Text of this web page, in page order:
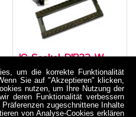
IC-Sockel, DIP32-W,
15,24 mm, -20..105 °C
08-0004-02114
um die korrekte Funktionalität
Sie auf "Akzeptieren" klicken,
nutzen, um Ihre Nutzung der
deren Funktionalität verbessern
zugeschnittene Inhalte
von Analyse-Cookies erklären